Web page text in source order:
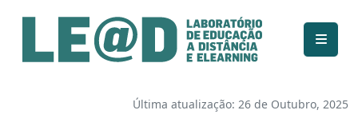
Ir para o conteúdo principal
Informações de acessibilidade
Mapa do site
Última atualização: 26 de Outubro, 2025